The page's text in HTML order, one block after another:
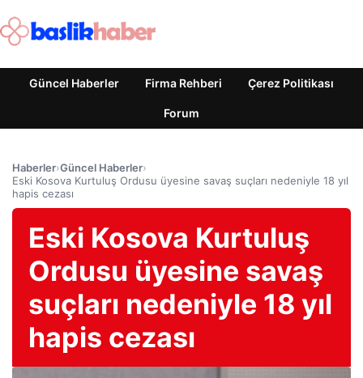
Güncel Haberler Firma Rehberi Çerez Politikası
Forum
Haberler›Güncel Haberler›
Eski Kosova Kurtuluş Ordusu üyesine savaş suçları nedeniyle 18 yıl
hapis cezası
Eski Kosova Kurtuluş
Ordusu üyesine savaş
suçları nedeniyle 18 yıl
hapis cezası